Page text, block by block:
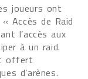
joueurs ont
Accès de Raid
l’accès aux
à un raid.
offert
d’arènes.